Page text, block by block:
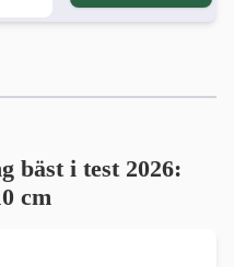
bäst i test 2026:
cm